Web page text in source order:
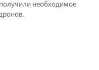
необходимое